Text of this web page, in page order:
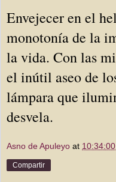
Envejecer en el
monotonía de la
la vida. Con las
el inútil aseo de
lámpara que
desvela.
Asno de Apuleyo at 10:34:00
Compartir